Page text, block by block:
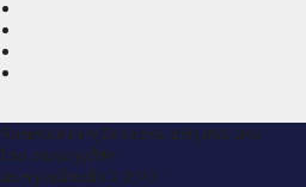
ຈົດ​ໝາຍ​ເຫດ​ທາງ​ລັດ​ຖະ​ການ ແຫ່ງ ສ​ປ​ປ ລາວ
ໂດຍ: ກະ​ຊວງຍຸ​ຕິ​ທຳ
ສະ​ຫງວນ​ລິ​ຂະ​ສິດ © 2013